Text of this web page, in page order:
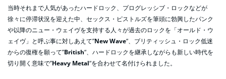
当時それまで人気があったハードロック、プログレッシブ・ロックなどが
徐々に停滞状況を迎えた中、セックス・ピストルズを筆頭に勃興したパンク
や以降のニュー・ウェイヴを支持する人々が過去のロックを「オールド・ウ
ェイヴ」と呼ぶ事に対しあえて”New Wave“、ブリティッシュ・ロック低迷
からの復権を願って”British“、ハードロックを継承しながらも新しい時代を
切り開く意味で”Heavy Metal“を合わせて名付けられました。